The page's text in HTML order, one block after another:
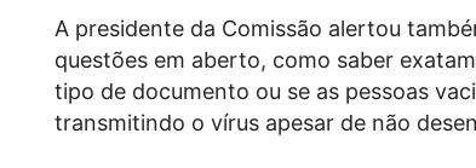
A presidente da Comissão alertou
questões em aberto, como saber
tipo de documento ou se as pessoas
transmitindo o vírus apesar de não